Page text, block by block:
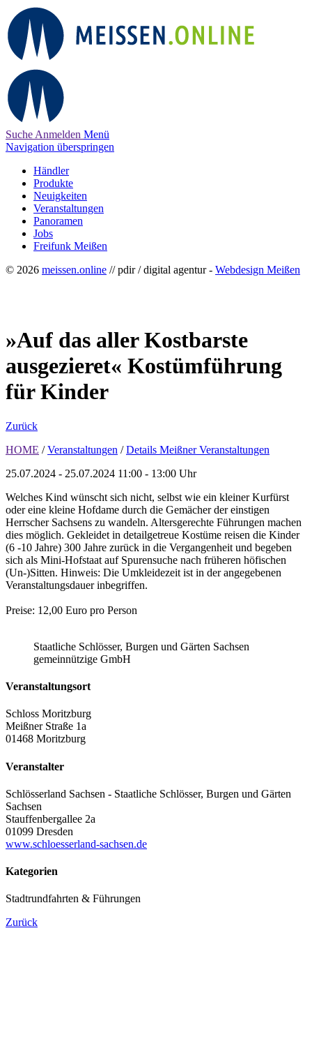
Suche Anmelden Menü
Navigation überspringen
Händler
Produkte
Neuigkeiten
Veranstaltungen
Panoramen
Jobs
Freifunk Meißen
© 2026 meissen.online // pdir / digital agentur - Webdesign Meißen
»Auf das aller Kostbarste
ausgezieret« Kostümführung
für Kinder
Zurück
HOME / Veranstaltungen / Details Meißner Veranstaltungen
25.07.2024 - 25.07.2024 11:00 - 13:00 Uhr
Welches Kind wünscht sich nicht, selbst wie ein kleiner Kurfürst
oder eine kleine Hofdame durch die Gemächer der einstigen
Herrscher Sachsens zu wandeln. Altersgerechte Führungen machen
dies möglich. Gekleidet in detailgetreue Kostüme reisen die Kinder
(6 -10 Jahre) 300 Jahre zurück in die Vergangenheit und begeben
sich als Mini-Hofstaat auf Spurensuche nach früheren höfischen
(Un-)Sitten. Hinweis: Die Umkleidezeit ist in der angegebenen
Veranstaltungsdauer inbegriffen.
Preise: 12,00 Euro pro Person
Staatliche Schlösser, Burgen und Gärten Sachsen
gemeinnützige GmbH
Veranstaltungsort
Schloss Moritzburg
Meißner Straße 1a
01468 Moritzburg
Veranstalter
Schlösserland Sachsen - Staatliche Schlösser, Burgen und Gärten
Sachsen
Stauffenbergallee 2a
01099 Dresden
www.schloesserland-sachsen.de
Kategorien
Stadtrundfahrten & Führungen
Zurück